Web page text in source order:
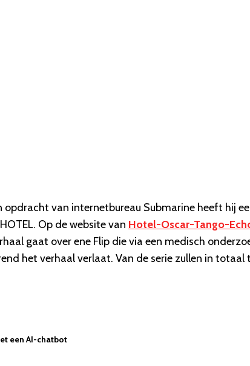
van internetbureau Submarine heeft hij
Op de website van Hotel-Oscar-Tango-
gaat over ene Flip die via een medisch
het verhaal verlaat. Van de serie zullen in totaal
een AI-chatbot